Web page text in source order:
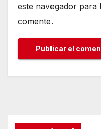
este navegador para
comente.